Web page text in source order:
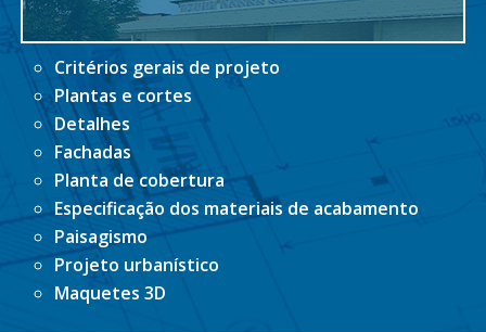
Critérios gerais de projeto
Plantas e cortes
Detalhes
Fachadas
Planta de cobertura
Especificação dos materiais de acabamento
Paisagismo
Projeto urbanístico
Maquetes 3D